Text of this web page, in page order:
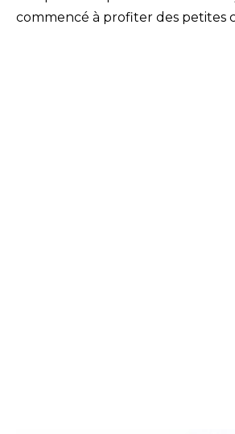
commencé à profiter des petites